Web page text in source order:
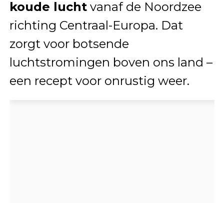
koude luchtvanaf de Noordzee
richting Centraal-Europa. Dat
zorgt voor botsende
luchtstromingen boven ons land –
een recept voor onrustig weer.